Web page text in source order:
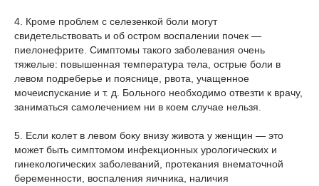
4. Кроме проблем с селезенкой боли могут
свидетельствовать и об остром воспалении почек —
пиелонефрите. Симптомы такого заболевания очень
тяжелые: повышенная температура тела, острые боли в
левом подреберье и пояснице, рвота, учащенное
мочеиспускание и т. д. Больного необходимо отвезти к врачу,
заниматься самолечением ни в коем случае нельзя.
5. Если колет в левом боку внизу живота у женщин — это
может быть симптомом инфекционных урологических и
гинекологических заболеваний, протекания внематочной
беременности, воспаления яичника, наличия